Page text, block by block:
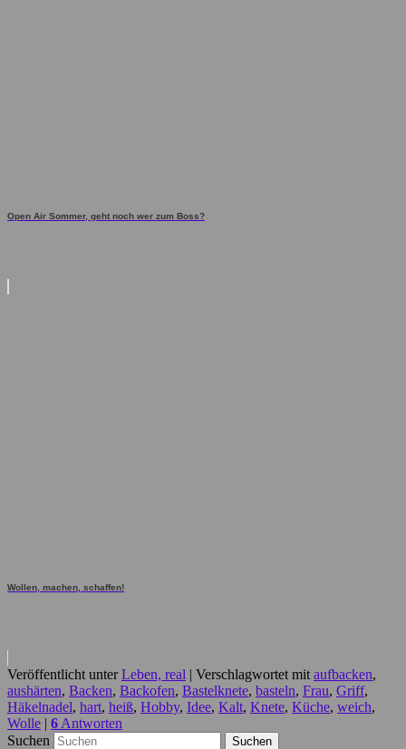
Open Air Sommer, geht noch wer zum Boss?
Wollen, machen, schaffen!
Veröffentlicht unter Leben, real | Verschlagwortet mit aufbacken,
aushärten, Backen, Backofen, Bastelknete, basteln, Frau, Griff,
Häkelnadel, hart, heiß, Hobby, Idee, Kalt, Knete, Küche, weich,
Wolle | 6 Antworten
Suchen